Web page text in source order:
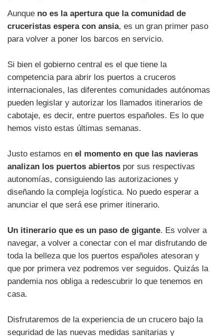
Aunque no es la apertura que la comunidad de
cruceristas espera con ansia, es un gran primer paso
para volver a poner los barcos en servicio.
Si bien el gobierno central es el que tiene la
competencia para abrir los puertos a cruceros
internacionales, las diferentes comunidades autónomas
pueden legislar y autorizar los llamados itinerarios de
cabotaje, es decir, entre puertos españoles. Es lo que
hemos visto estas últimas semanas.
Justo estamos en el momento en que las navieras
analizan los puertos abiertos por sus respectivas
autonomías, consiguiendo las autorizaciones y
diseñando la compleja logística. No puedo esperar a
anunciar el que será ese primer itinerario.
Un itinerario que es un paso de gigante. Es volver a
navegar, a volver a conectar con el mar disfrutando de
toda la belleza que los puertos españoles atesoran y
que por primera vez podremos ver seguidos. Quizás la
pandemia nos obliga a redescubrir lo que tenemos en
casa.
Disfrutaremos de la experiencia de un crucero bajo la
seguridad de las nuevas medidas sanitarias y